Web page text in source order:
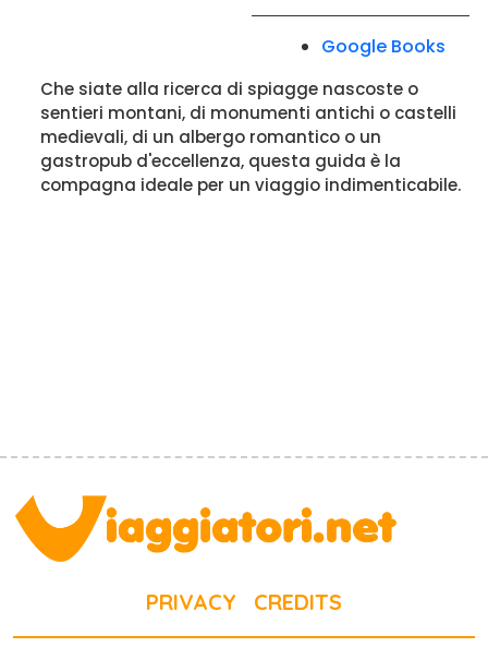
Google Books
Che siate alla ricerca di spiagge nascoste o
sentieri montani, di monumenti antichi o castelli
medievali, di un albergo romantico o un
gastropub d'eccellenza, questa guida è la
compagna ideale per un viaggio indimenticabile.
PRIVACY CREDITS